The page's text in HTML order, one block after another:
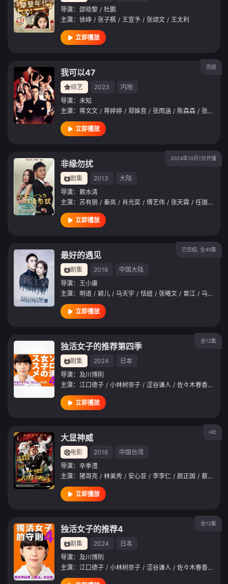
导演： 邵晓黎 / 杜鹏
主演： 徐峥 / 张子枫 / 王宣予 / 张颂文 / 王太利
立即播放
完结
我可以47
综艺 2023
内地
导演： 未知
主演： 蒋文文 / 蒋婷婷 / 郑姝音 / 张雨涵 / 陈森森 / 张嘉豪
立即播放
2024年10月1日开播
非缘勿扰
剧集 2013
大陆
导演： 赖水清
主演： 苏有朋 / 秦岚 / 肖光奕 / 傅艺伟 / 张天霖 / 任珈锐
立即播放
已完结, 全40集
最好的遇见
剧集 2016
中国大陆
导演： 王小康
主演： 明道 / 颖儿 / 马天宇 / 恬妞 / 张曦文 / 曾江 / 马歌
立即播放
全12集
独活女子的推荐第四季
剧集 2024
日本
导演： 及川博則
主演： 江口德子 / 小林树奈子 / 涩谷谦人 / 佐々木春香 /
立即播放
HD
大显神威
电影 2016
中国台湾
导演： 辛季澧
主演： 猪哥亮 / 林美秀 / 安心亚 / 李李仁 / 颜正国 / 蔡昌宪
立即播放
全12集
独活女子的推荐4
剧集 2024
日本
导演： 及川博則
主演： 江口德子 / 小林树奈子 / 涩谷谦人 / 佐々木春香 /